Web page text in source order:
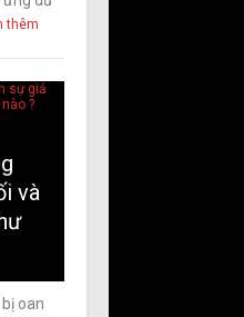
thêm
và
oan